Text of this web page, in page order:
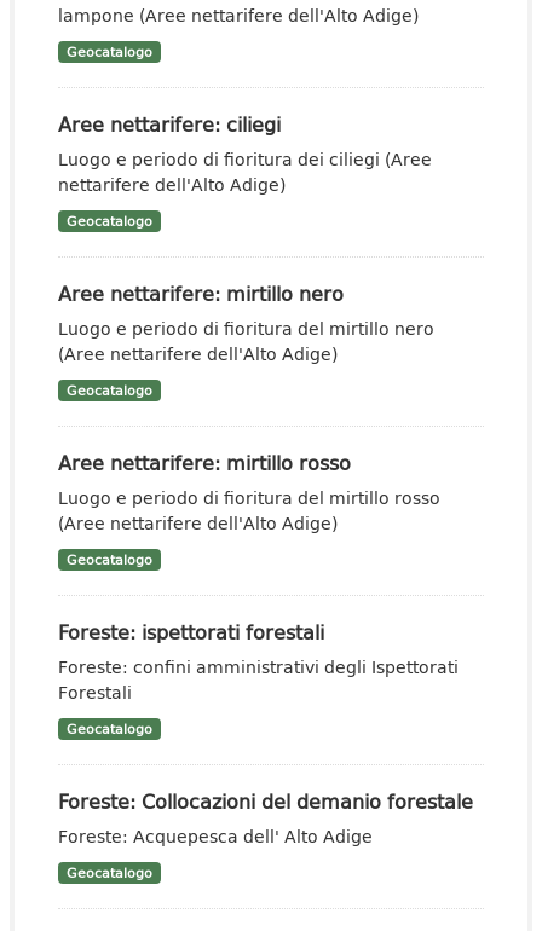
lampone (Aree nettarifere dell'Alto Adige)
Geocatalogo
Aree nettarifere: ciliegi
Luogo e periodo di fioritura dei ciliegi (Aree
nettarifere dell'Alto Adige)
Geocatalogo
Aree nettarifere: mirtillo nero
Luogo e periodo di fioritura del mirtillo nero
(Aree nettarifere dell'Alto Adige)
Geocatalogo
Aree nettarifere: mirtillo rosso
Luogo e periodo di fioritura del mirtillo rosso
(Aree nettarifere dell'Alto Adige)
Geocatalogo
Foreste: ispettorati forestali
Foreste: confini amministrativi degli Ispettorati
Forestali
Geocatalogo
Foreste: Collocazioni del demanio forestale
Foreste: Acquepesca dell' Alto Adige
Geocatalogo